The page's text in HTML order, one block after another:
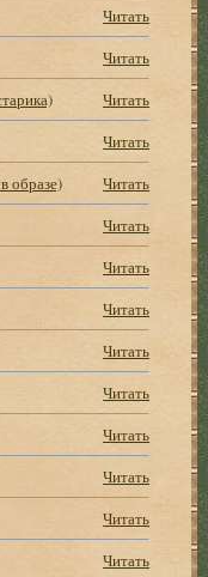
Читать
Читать
Читать
Читать
образе)
Читать
Читать
Читать
Читать
Читать
Читать
Читать
Читать
Читать
Читать